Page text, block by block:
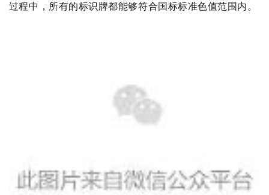
过程中，所有的标识牌都能够符合国标标准色值范围内。